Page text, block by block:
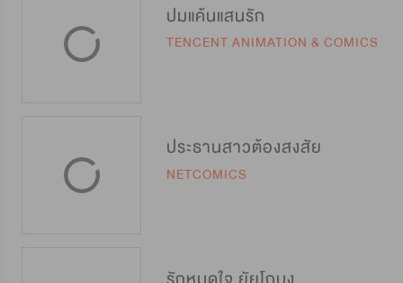
ปมแค้นแสนรัก
TENCENT ANIMATION & COMICS
ประธานสาวต้องสงสัย
NETCOMICS